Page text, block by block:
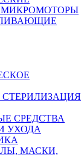
СРЕДСТВА
УХОДА
МАСКИ,